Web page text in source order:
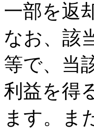
一部を返
なお、該
等で、当
利益を得
ます。ま